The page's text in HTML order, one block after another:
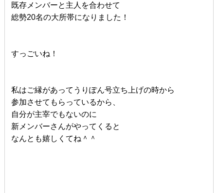
既存メンバーと主人を合わせて
総勢20名の大所帯になりました！
すっごいね！
私はご縁があってうりぽん号立ち上げの時から
参加させてもらっているから、
自分が主宰でもないのに
新メンバーさんがやってくると
なんとも嬉しくてね＾＾